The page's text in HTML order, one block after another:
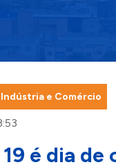
e Comércio
é dia de